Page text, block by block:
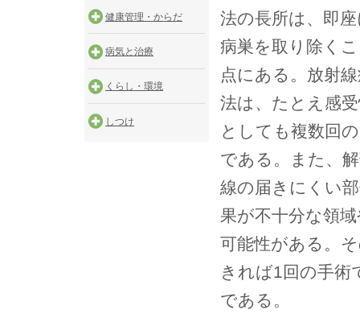
健康管理・からだ
病気と治療
くらし・環境
しつけ
法の長所は、即
病巣を取り除く
点にある。放射
法は、たとえ感
としても複数回
である。また、
線の届きにくい
果が不十分な領
可能性がある。
きれば1回の手術
である。